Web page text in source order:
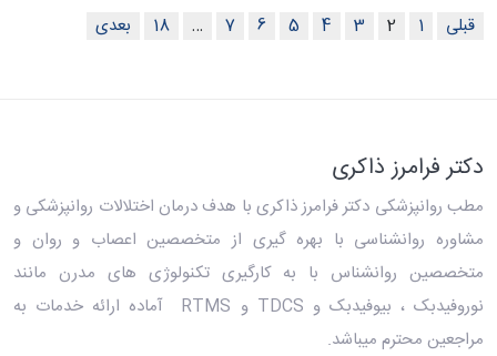
قبلی 1
2
3
4
5
6
7
…
18 بعدی
دکتر فرامرز ذاکری
مطب روانپزشکی دکتر فرامرز ذاکری با هدف درمان اختلالات روانپزشکی و
مشاوره روانشناسی با بهره گیری از متخصصین اعصاب و روان و
متخصصین روانشناس با به کارگیری تکنولوژی های مدرن مانند
نوروفیدبک ، بیوفیدبک و TDCS و RTMS آماده ارائه خدمات به
مراجعین محترم میباشد.